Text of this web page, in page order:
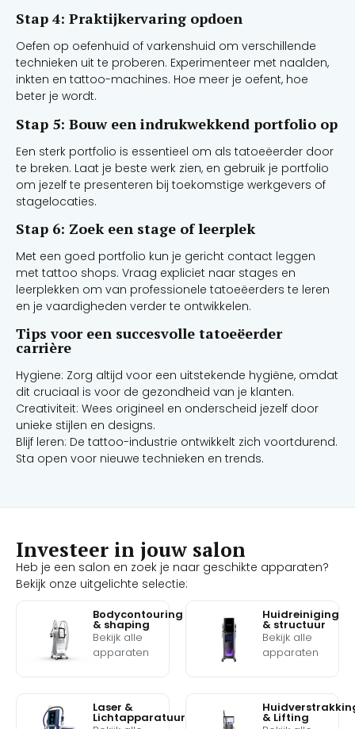
Stap 4: Praktijkervaring opdoen
Oefen op oefenhuid of varkenshuid om verschillende
technieken uit te proberen. Experimenteer met naalden,
inkten en tattoo-machines. Hoe meer je oefent, hoe
beter je wordt.
Stap 5: Bouw een indrukwekkend portfolio op
Een sterk portfolio is essentieel om als tatoeëerder door
te breken. Laat je beste werk zien, en gebruik je portfolio
om jezelf te presenteren bij toekomstige werkgevers of
stagelocaties.
Stap 6: Zoek een stage of leerplek
Met een goed portfolio kun je gericht contact leggen
met tattoo shops. Vraag expliciet naar stages en
leerplekken om van professionele tatoeëerders te leren
en je vaardigheden verder te ontwikkelen.
Tips voor een succesvolle tatoeëerder
carrière
Hygiene: Zorg altijd voor een uitstekende hygiëne, omdat
dit cruciaal is voor de gezondheid van je klanten.
Creativiteit: Wees origineel en onderscheid jezelf door
unieke stijlen en designs.
Blijf leren: De tattoo-industrie ontwikkelt zich voortdurend.
Sta open voor nieuwe technieken en trends.
Investeer in jouw salon
Heb je een salon en zoek je naar geschikte apparaten?
Bekijk onze uitgelichte selectie:
Bodycontouring
& shaping
Bekijk alle
apparaten
Huidreiniging
& structuur
Bekijk alle
apparaten
Laser &
Lichtapparatuur
& Lifting